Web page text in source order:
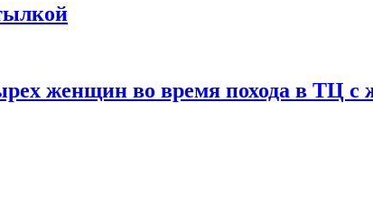
женщин во время похода в ТЦ с